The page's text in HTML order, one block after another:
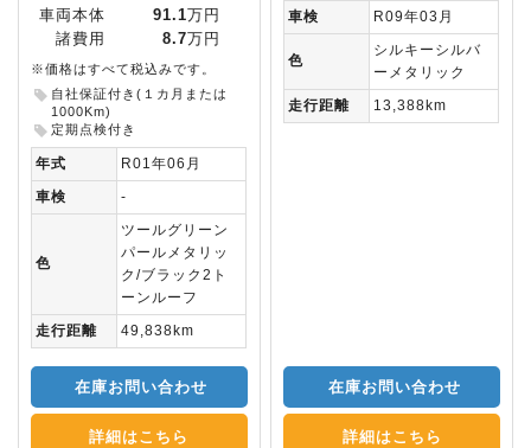
車両本体 91.1 万円
諸費用
8.7 万円
※価格はすべて税込みです。
自社保証付き(１カ月または
1000Km)
定期点検付き
年式
R01年06月
車検
-
色
ツールグリーン
パールメタリッ
ク/ブラック2ト
ーンルーフ
走行距離
49,838km
在庫お問い合わせ
詳細はこちら
車検
R09年03月
色
シルキーシルバ
ーメタリック
走行距離
13,388km
在庫お問い合わせ
詳細はこちら